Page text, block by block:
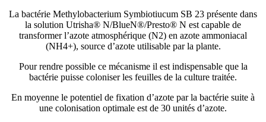
La bactérie Methylobacterium Symbiotiucum SB 23 présente dans
la solution Utrisha® N/BlueN®/Presto® N est capable de
transformer l’azote atmosphérique (N2) en azote ammoniacal
(NH4+), source d’azote utilisable par la plante.
Pour rendre possible ce mécanisme il est indispensable que la
bactérie puisse coloniser les feuilles de la culture traitée.
En moyenne le potentiel de fixation d’azote par la bactérie suite à
une colonisation optimale est de 30 unités d’azote.